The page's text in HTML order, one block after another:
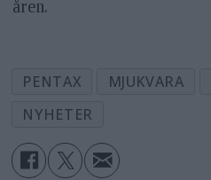
åren.
PENTAX MJUKVARA
NYHETER